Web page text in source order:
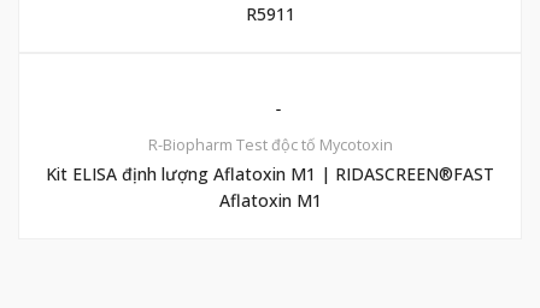
R5911
R-Biopharm Test độc tố Mycotoxin
Kit ELISA định lượng Aflatoxin M1 | RIDASCREEN®FAST
Aflatoxin M1